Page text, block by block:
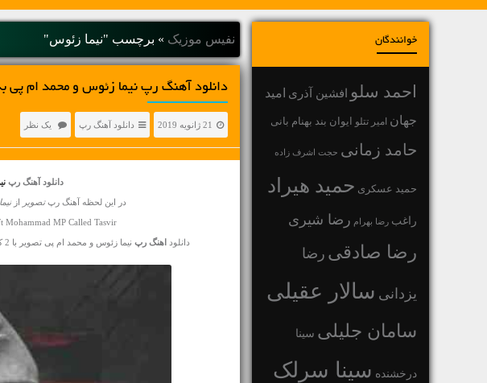
خوانندگان
احمد سلو افشین آذری امید
جهان امیر تتلو ایوان بند بهنام بانی
حامد زمانی حجت اشرف زاده
حمید عسکری حمید هیراد
راغب رضا بهرام رضا شیری
رضا صادقی رضا
یزدانی سالار عقیلی
سامان جلیلی سینا
درخشنده سینا سرلک
نفیس موزیک » برچسب "نیما زئوس"
دانلود آهنگ رپ نیما زئوس و محمد ام پی
21 ژانویه 2019 دانلود آهنگ رپ یک نظر
دانلود آهنگ رپ
در این لحظه آهنگ رپتصویر از
Mohammad MP Called Tasvir
دانلود اهنگ رپ نیما زئوس و محمد ام پی تصویر با 2 کیفیت ، تکست رپ نیما زئوس و محمد ام پی ،